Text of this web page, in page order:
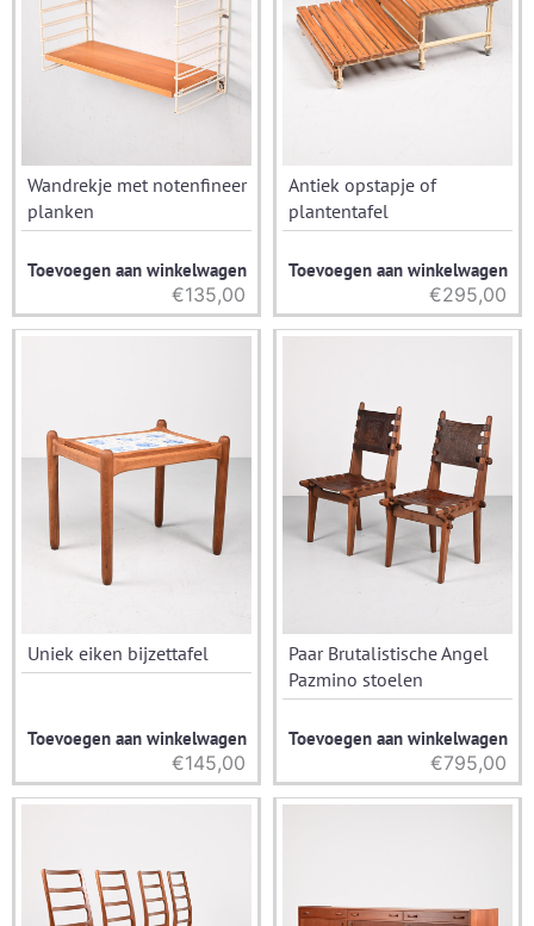
Wandrekje met notenfineer
planken
Toevoegen aan winkelwagen
€135,00
Antiek opstapje of
plantentafel
Toevoegen aan winkelwagen
€295,00
Uniek eiken bijzettafel
Toevoegen aan winkelwagen
€145,00
Paar Brutalistische Angel
Pazmino stoelen
Toevoegen aan winkelwagen
€795,00